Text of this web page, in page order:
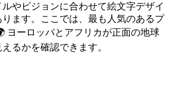
やビジョンに合わせて絵文字デザイ
ます。ここでは、最も人気のあるプ
ヨーロッパとアフリカが正面の地球
るかを確認できます。